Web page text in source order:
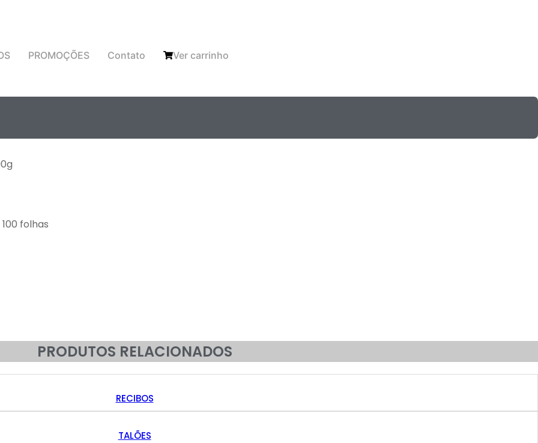
PROMOÇÕES Contato Ver carrinho
folhas
PRODUTOS RELACIONADOS
RECIBOS
TALÕES